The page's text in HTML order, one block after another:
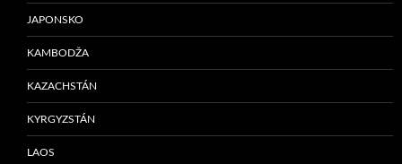
JAPONSKO
KAMBODŽA
KAZACHSTÁN
KYRGYZSTÁN
LAOS